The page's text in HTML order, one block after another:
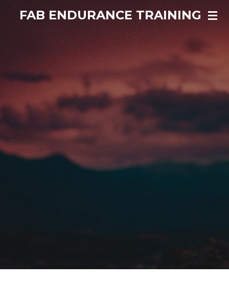
FAB ENDURANCE TRAINING